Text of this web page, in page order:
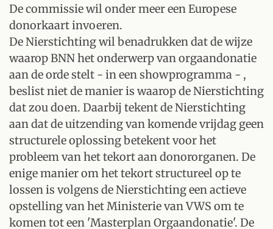
De commissie wil onder meer een Europese
donorkaart invoeren.
De Nierstichting wil benadrukken dat de wijze
waarop BNN het onderwerp van orgaandonatie
aan de orde stelt - in een showprogramma - ,
beslist niet de manier is waarop de Nierstichting
dat zou doen. Daarbij tekent de Nierstichting
aan dat de uitzending van komende vrijdag geen
structurele oplossing betekent voor het
probleem van het tekort aan donororganen. De
enige manier om het tekort structureel op te
lossen is volgens de Nierstichting een actieve
opstelling van het Ministerie van VWS om te
komen tot een 'Masterplan Orgaandonatie'. De